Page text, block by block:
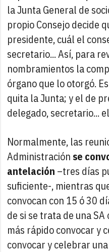
la Junta General de
propio Consejo decide
presidente, cuál el
secretario... Así, para
nombramientos la
órgano que lo otorgó.
quita la Junta; y el de
delegado, secretario...
Normalmente, las
Administración se
antelación –tres días
suficiente-, mientras
convocan con 15 ó 30
de si se trata de una SA
más rápido convocar y
convocar y celebrar